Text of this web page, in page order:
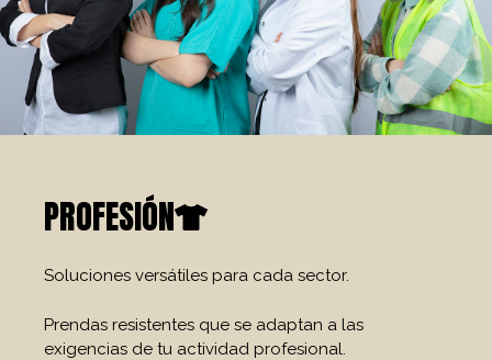
PROFESIÓN
Soluciones versátiles para cada sector.
Prendas resistentes que se adaptan a las
exigencias de tu actividad profesional.